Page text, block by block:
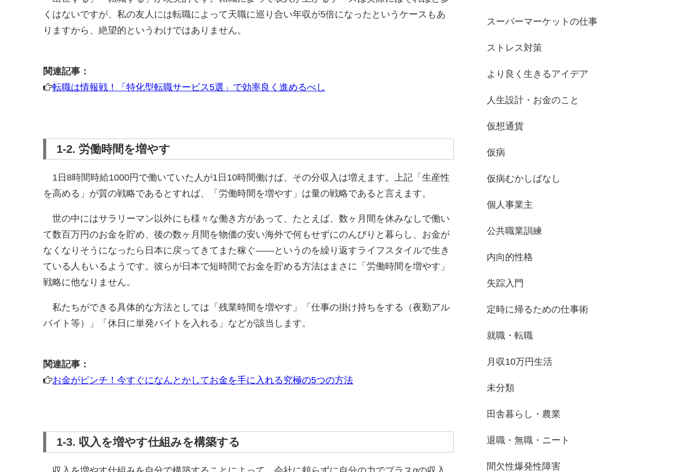
くはないですが、私の友人には転職によって天職に巡り合い年収が5倍になったというケースもあ
りますから、絶望的というわけではありません。
関連記事：
転職は情報戦！「特化型転職サービス5選」で効率良く進めるべし
1-2. 労働時間を増やす
1日8時間時給1000円で働いていた人が1日10時間働けば、その分収入は増えます。上記「生産性
を高める」が質の戦略であるとすれば、「労働時間を増やす」は量の戦略であると言えます。
世の中にはサラリーマン以外にも様々な働き方があって、たとえば、数ヶ月間を休みなしで働い
て数百万円のお金を貯め、後の数ヶ月間を物価の安い海外で何もせずにのんびりと暮らし、お金が
なくなりそうになったら日本に戻ってきてまた稼ぐ――というのを繰り返すライフスタイルで生き
ている人もいるようです。彼らが日本で短時間でお金を貯める方法はまさに「労働時間を増やす」
戦略に他なりません。
私たちができる具体的な方法としては「残業時間を増やす」「仕事の掛け持ちをする（夜勤アル
バイト等）」「休日に単発バイトを入れる」などが該当します。
関連記事：
お金がピンチ！今すぐになんとかしてお金を手に入れる究極の5つの方法
1-3. 収入を増やす仕組みを構築する
スーパーマーケットの仕事
ストレス対策
より良く生きるアイデア
人生設計・お金のこと
仮想通貨
仮病
仮病むかしばなし
個人事業主
公共職業訓練
内向的性格
失踪入門
定時に帰るための仕事術
就職・転職
月収10万円生活
未分類
田舎暮らし・農業
退職・無職・ニート
間欠性爆発性障害